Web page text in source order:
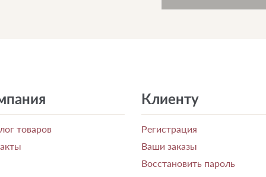
товаров
Клиенту
Регистрация
Ваши заказы
Восстановить пароль